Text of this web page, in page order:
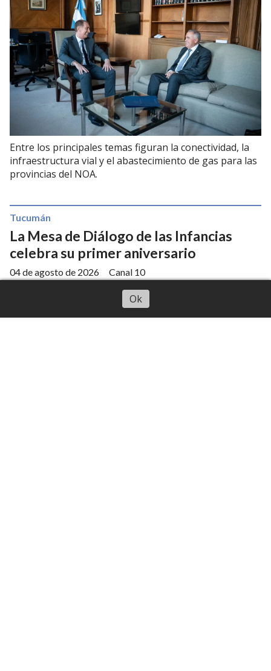
Entre los principales temas figuran la conectividad, la
infraestructura vial y el abastecimiento de gas para las
provincias del NOA.
La Mesa de Diálogo de las Infancias
celebra su primer aniversario
Canal 10
Tucumán
04 de agosto de 2026
Ok